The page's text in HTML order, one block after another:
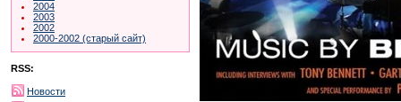
2004
2003
2002
2000-2002 (старый сайт)
RSS:
Новости